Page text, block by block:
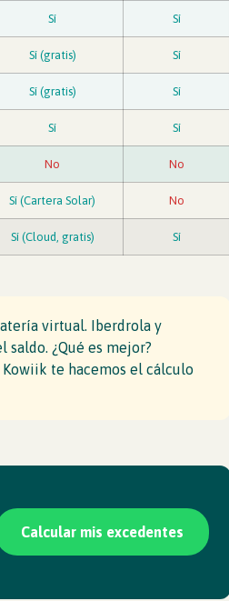
Sí Sí
Sí (gratis) Sí
Sí (gratis) Sí
Sí Sí
No No
Sí (Cartera Solar) No
Sí (Cloud, gratis) Sí
virtual. Iberdrola y
¿Qué es mejor?
Kowiik te hacemos el cálculo
Calcular mis excedentes